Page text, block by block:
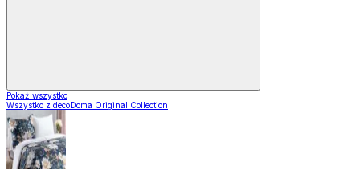
Pokaż wszystko
Wszystko z decoDoma Original Collection